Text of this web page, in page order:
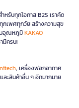
รับทุกโอกาส B2S เราคัด
กเพศทุกวัย สร้างความสุข
บอุณหภูมิKAKAO
มีครบ!
, เครื่องฟอกอากาศ
และสินค้าอื่น ๆ อีกมากมาย